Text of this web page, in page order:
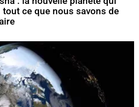
ce que nous savons de